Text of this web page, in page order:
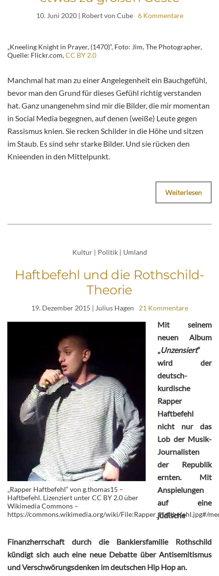
10. Juni 2020| Robert von Cube 6 Kommentare
„Kneeling Knight in Prayer, (1470)“, Foto: Jim, The Photographer,
Quelle: Flickr.com,CC BY 2.0
Manchmal hat man zu einer Angelegenheit ein Bauchgefühl,
bevor man den Grund für dieses Gefühl richtig verstanden
hat. Ganz unangenehm sind mir die Bilder, die mir momentan
in Social Media begegnen, auf denen (weiße) Leute gegen
Rassismus knien. Sie recken Schilder in die Höhe und sitzen
im Staub. Es sind sehr starke Bilder. Und sie rücken den
Knieenden in den Mittelpunkt.
Weiterlesen
Kultur | Politik | Umland
Haftbefehl und die Rothschild-
Theorie
19. Dezember 2015 | Julius Hagen 21 Kommentare
„Rapper Haftbefehl“ von g.thomas15 –
Haftbefehl. Lizenziert unter CC BY 2.0 über
Wikimedia Commons –
https://commons.wikimedia.org/wiki/File:Rapper_Haftbefehl.jpg#/
Mit seinem
neuen Album
„Unzensiert“
wird der
deutsch-
kurdische
Rapper
Haftbefehl
nicht nur das
Lob der Musik-
Journalisten
der Republik
ernten. Mit
Anspielungen
auf eine
jüdische
Finanzherrschaft durch die Bankiersfamilie Rothschild
kündigt sich auch eine neue Debatte über Antisemitismus
und Verschwörungsdenken im deutschen Hip Hop an.